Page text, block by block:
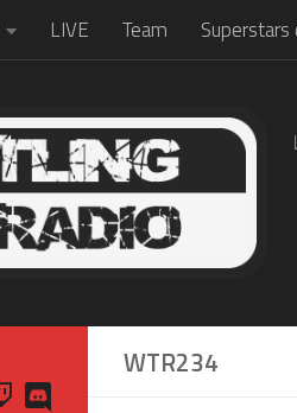
LIVE Team
WTR234